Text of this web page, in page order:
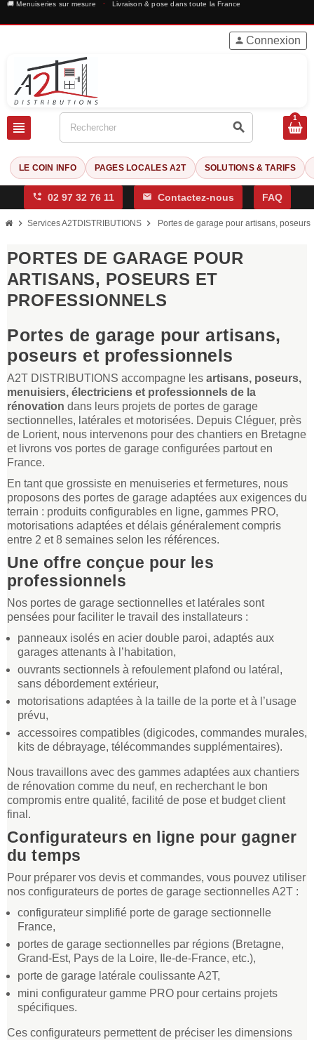
🚚 Menuiseries sur mesure · Livraison & pose dans toute la France
view_headline search
person Connexion
1
LE COIN INFO PAGES LOCALES A2T SOLUTIONS & TARIFS
phone_forwarded 02 97 32 76 11 mail Contactez-nous FAQ
chevron_right Services A2TDISTRIBUTIONS chevron_right Portes de garage pour artisans, poseurs
PORTES DE GARAGE POUR
ARTISANS, POSEURS ET
PROFESSIONNELS
Portes de garage pour artisans,
poseurs et professionnels
A2T DISTRIBUTIONS accompagne les artisans, poseurs,
menuisiers, électriciens et professionnels de la
rénovation dans leurs projets de portes de garage
sectionnelles, latérales et motorisées. Depuis Cléguer, près
de Lorient, nous intervenons pour des chantiers en Bretagne
et livrons vos portes de garage configurées partout en
France.
En tant que grossiste en menuiseries et fermetures, nous
proposons des portes de garage adaptées aux exigences du
terrain : produits configurables en ligne, gammes PRO,
motorisations adaptées et délais généralement compris
entre 2 et 8 semaines selon les références.
Une offre conçue pour les
professionnels
Nos portes de garage sectionnelles et latérales sont
pensées pour faciliter le travail des installateurs :
panneaux isolés en acier double paroi, adaptés aux
garages attenants à l’habitation,
ouvrants sectionnels à refoulement plafond ou latéral,
sans débordement extérieur,
motorisations adaptées à la taille de la porte et à l’usage
prévu,
accessoires compatibles (digicodes, commandes murales,
kits de débrayage, télécommandes supplémentaires).
Nous travaillons avec des gammes adaptées aux chantiers
de rénovation comme du neuf, en recherchant le bon
compromis entre qualité, facilité de pose et budget client
final.
Configurateurs en ligne pour gagner
du temps
Pour préparer vos devis et commandes, vous pouvez utiliser
nos configurateurs de portes de garage sectionnelles A2T :
configurateur simplifié porte de garage sectionnelle
France,
portes de garage sectionnelles par régions (Bretagne,
Grand-Est, Pays de la Loire, Ile-de-France, etc.),
porte de garage latérale coulissante A2T,
mini configurateur gamme PRO pour certains projets
spécifiques.
Ces configurateurs permettent de préciser les dimensions